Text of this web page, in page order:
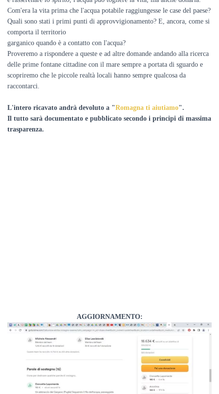
Com'era la vita prima che l'acqua potabile raggiungesse le case del paese?
Quali sono stati i primi punti di approvvigionamento? E, ancora, come si
comporta il territorio
garganico quando è a contatto con l'acqua?
Proveremo a rispondere a queste e ad altre domande andando alla ricerca
delle prime fontane cittadine con il mare sempre a portata di sguardo e
scopriremo che le piccole realtà locali hanno sempre qualcosa da
raccontarci.
L'intero ricavato andrà devoluto a "Romagna ti aiutiamo".
Il tutto sarà documentato e pubblicato secondo i principi di massima
trasparenza.
AGGIORNAMENTO: